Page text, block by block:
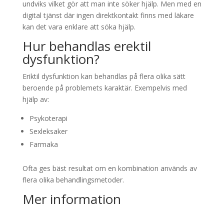
undviks vilket gör att man inte söker hjälp. Men med en
digital tjänst där ingen direktkontakt finns med läkare
kan det vara enklare att söka hjälp.
Hur behandlas erektil
dysfunktion?
Eriktil dysfunktion kan behandlas på flera olika sätt
beroende på problemets karaktär. Exempelvis med
hjälp av:
Psykoterapi
Sexleksaker
Farmaka
Ofta ges bäst resultat om en kombination används av
flera olika behandlingsmetoder.
Mer information